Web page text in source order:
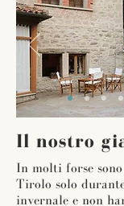
Il nostro
In molti forse
Tirolo solo
invernale e non